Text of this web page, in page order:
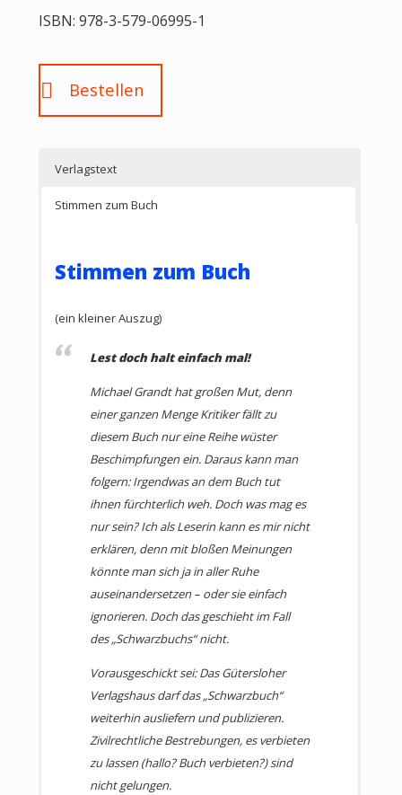
ISBN: 978-3-579-06995-1
Bestellen
Verlagstext
Stimmen zum Buch
Verlagstext
dem Prüfstand
Entspricht die Anthroposophie als Grundlage der
Waldorfpädagogik wissenschaftlichen
Anforderungen? Sind Waldorfschulen esoterisch-
okkulte Weltanschauungsinstitute? Vertrat ihr
Begründer Rudolf Steiner rassistisches
Gedankengut? Wie reagieren die Kultusministerien
und Parteien im Deutschen Bundestag darauf? Was
sagt der Bund der Freien Waldorfschulen und die
Anthroposophische Gesellschaft?
Michael Grandt fasst ein heißes Eisen an. In seinem
neuen Buch beleuchtet er umfassend Mythos und
Fragen: Kann eine Pädagogik, die fast 90 Jahre alt ist,
heute noch zeitgemäß sein? Darf eine Pädagogik mit
zweifelhaften Grundlagen überhaupt noch staatlich
gefördert werden?
Das Buch soll keine Streitschrift sein, sondern eine
Stimmen zum Buch
(ein kleiner Auszug)
Lest doch halt einfach mal!
Michael Grandt hat großen Mut, denn
einer ganzen Menge Kritiker fällt zu
diesem Buch nur eine Reihe wüster
Beschimpfungen ein. Daraus kann man
folgern: Irgendwas an dem Buch tut
ihnen fürchterlich weh. Doch was mag es
nur sein? Ich als Leserin kann es mir nicht
erklären, denn mit bloßen Meinungen
könnte man sich ja in aller Ruhe
auseinandersetzen – oder sie einfach
ignorieren. Doch das geschieht im Fall
des „Schwarzbuchs“ nicht.
Vorausgeschickt sei: Das Gütersloher
Verlagshaus darf das „Schwarzbuch“
weiterhin ausliefern und publizieren.
Zivilrechtliche Bestrebungen, es verbieten
zu lassen (hallo? Buch verbieten?) sind
nicht gelungen.